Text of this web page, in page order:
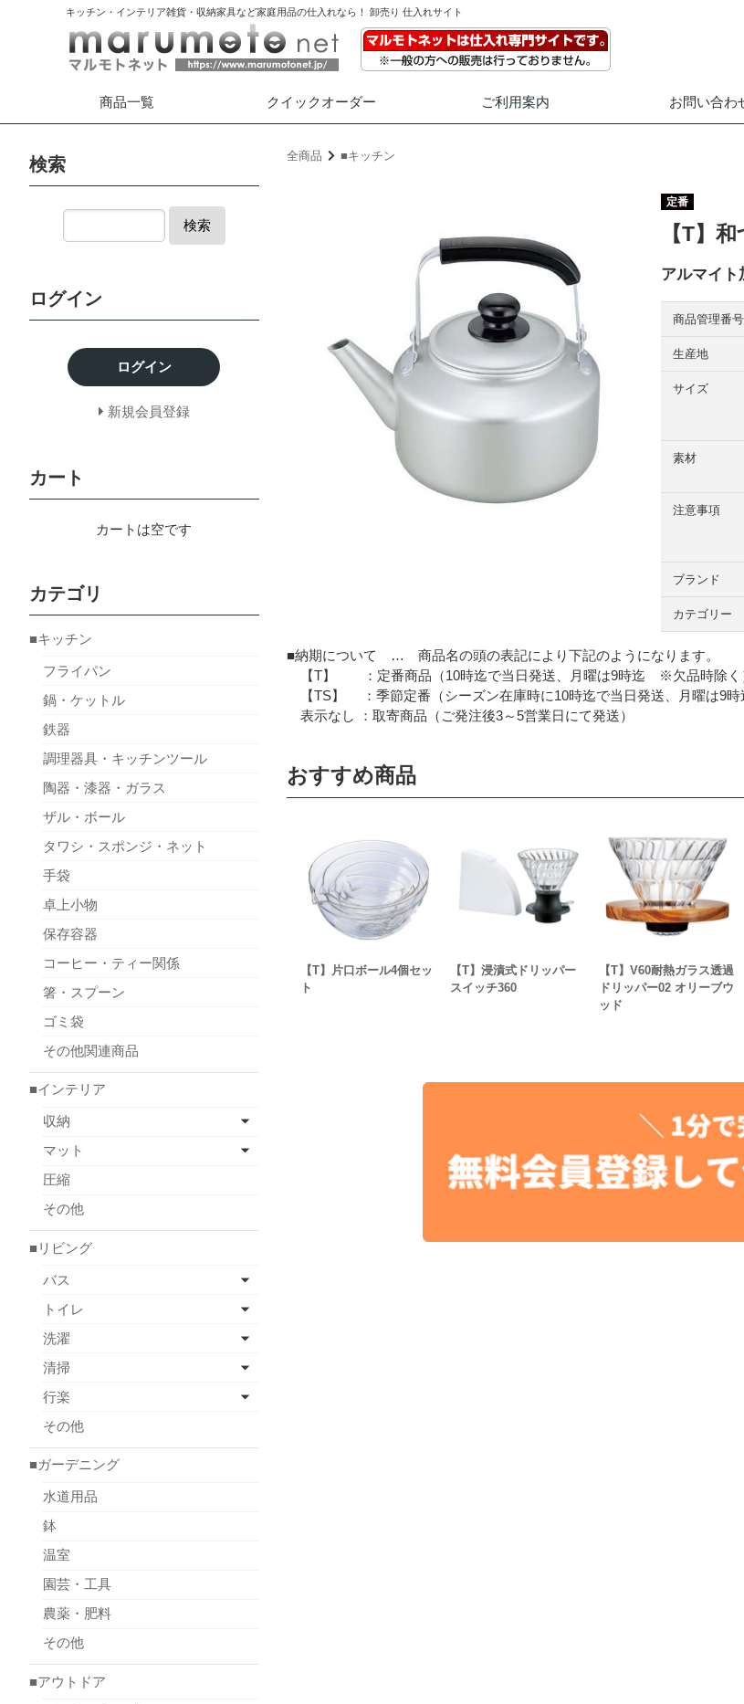
キッチン・インテリア雑貨・収納家具など家庭用品の仕入れなら！ 卸売り 仕入れサイト
商品一覧 クイックオーダー ご利用案内 お問い合わ
全商品 ■キッチン
定番
【T】
アルマイト
商品管理番号
生産地
サイズ
素材
注意事項
ブランド
カテゴリー
■納期について … 商品名の頭の表記により下記のようになります。
【T】 ：定番商品（10時迄で当日発送、月曜は9時迄 ※欠品時除く
【TS】 ：季節定番（シーズン在庫時に10時迄で当日発送、月曜は9時
表示なし ：取寄商品（ご発注後3～5営業日にて発送）
おすすめ商品
【T】片口ボール4個セッ
ト
【T】浸漬式ドリッパー
スイッチ360
【T】V60耐熱ガラス透過
ドリッパー02 オリーブウ
ッド
検索
検索
ログイン
ログイン
新規会員登録
カート
カートは空です
カテゴリ
■キッチン
フライパン
鍋・ケットル
鉄器
調理器具・キッチンツール
陶器・漆器・ガラス
ザル・ボール
タワシ・スポンジ・ネット
手袋
卓上小物
保存容器
コーヒー・ティー関係
箸・スプーン
ゴミ袋
その他関連商品
■インテリア
収納
マット
圧縮
その他
■リビング
バス
トイレ
洗濯
清掃
行楽
その他
■ガーデニング
水道用品
鉢
温室
園芸・工具
農薬・肥料
その他
■アウトドア